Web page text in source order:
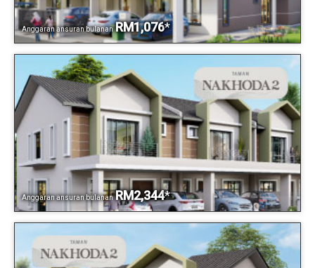
Anggaran ansuran bulanan RM1,076*
Anggaran ansuran bulanan RM2,344*